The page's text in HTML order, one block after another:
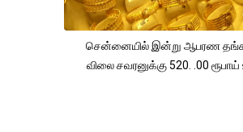
சென்னையில் இன்று ஆபரண
விலை சவரனுக்கு 520. .00 ரூபாய்